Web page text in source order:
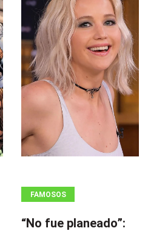
FAMOSOS
“No fue planeado”: ​​